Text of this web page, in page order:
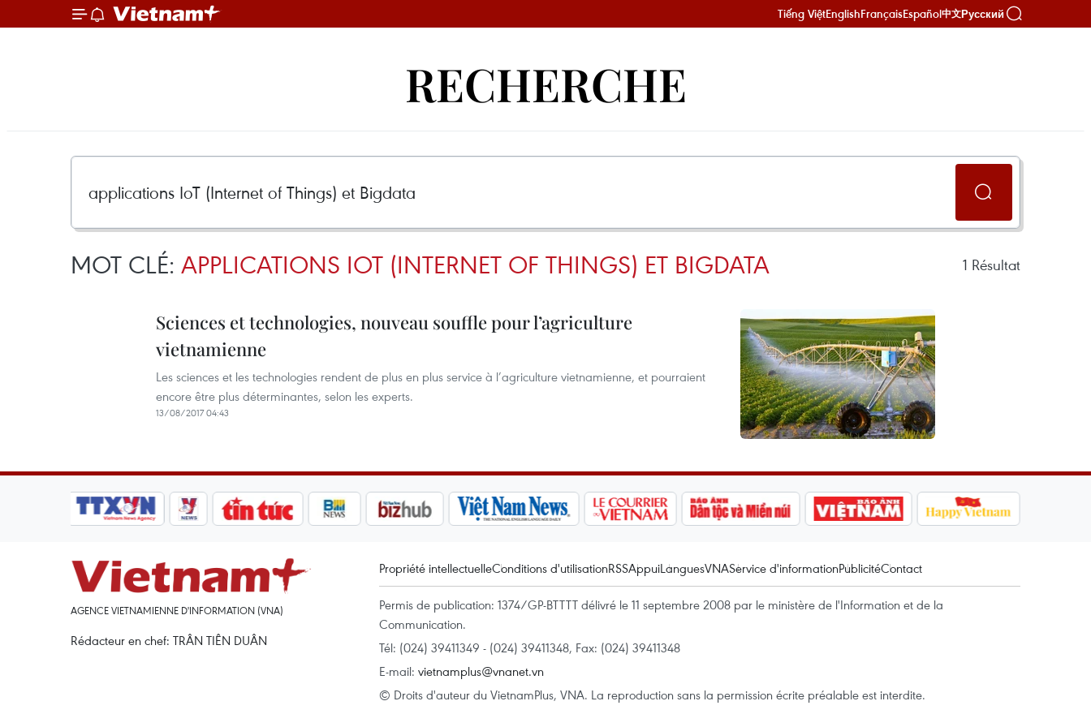
Tiếng ViệtEnglishFrançaisEspañol中文Русский
RECHERCHE
MOT CLÉ: APPLICATIONS IOT (INTERNET OF THINGS) ET BIGDATA 1 Résultat
Sciences et technologies, nouveau souffle pour l’agriculture
vietnamienne
Les sciences et les technologies rendent de plus en plus service à l’agriculture vietnamienne, et pourraient
encore être plus déterminantes, selon les experts.
13/08/2017 04:43
AGENCE VIETNAMIENNE D'INFORMATION (VNA)
Rédacteur en chef: TRÂN TIÊN DUÂN
Propriété intellectuelleConditions d'utilisationRSSAppuiLanguesVNAService d'informationPublicitéContact
Permis de publication: 1374/GP-BTTTT délivré le 11 septembre 2008 par le ministère de l'Information et de la
Communication.
Tél: (024) 39411349 - (024) 39411348, Fax: (024) 39411348
E-mail: vietnamplus@vnanet.vn
© Droits d'auteur du VietnamPlus, VNA. La reproduction sans la permission écrite préalable est interdite.